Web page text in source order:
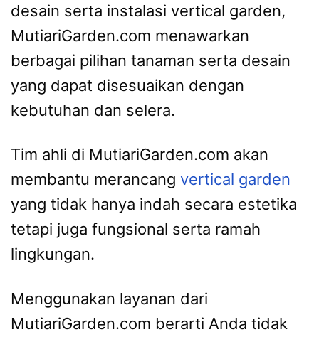
desain serta instalasi vertical garden,
MutiariGarden.com menawarkan
berbagai pilihan tanaman serta desain
yang dapat disesuaikan dengan
kebutuhan dan selera.
Tim ahli di MutiariGarden.com akan
membantu merancang vertical garden
yang tidak hanya indah secara estetika
tetapi juga fungsional serta ramah
lingkungan.
Menggunakan layanan dari
MutiariGarden.com berarti Anda tidak